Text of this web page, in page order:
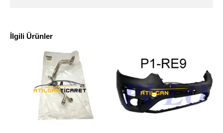
İlgili Ürünler